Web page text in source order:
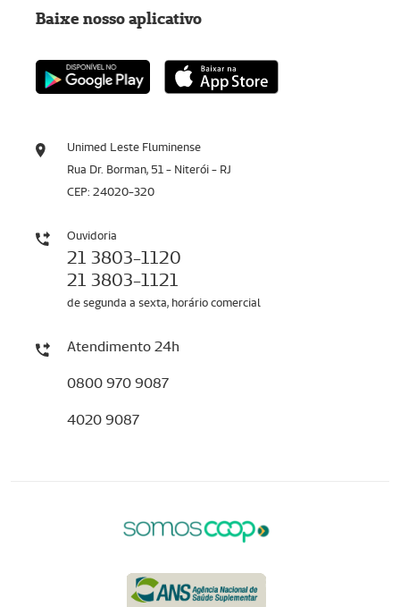
Unimed Leste Fluminense
Rua Dr. Borman, 51 - Niterói - RJ
CEP: 24020-320
Ouvidoria
21 3803-1120
21 3803-1121
de segunda a sexta, horário comercial
Atendimento 24h
0800 970 9087
4020 9087
Baixe nosso aplicativo